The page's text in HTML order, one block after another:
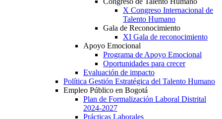
X Congreso Internacional de
Talento Humano
Gala de Reconocimiento
XI Gala de reconocimiento
Apoyo Emocional
Programa de Apoyo Emocional
Oportunidades para crecer
Evaluación de impacto
Política Gestión Estratégica del Talento Humano
Empleo Público en Bogotá
Plan de Formalización Laboral Distrital
2024-2027
Prácticas Laborales